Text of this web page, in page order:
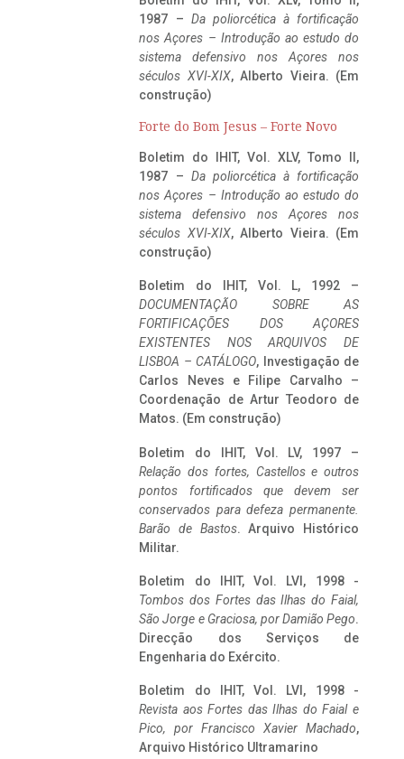
1987 – Da poliorcética à fortificação
nos Açores – Introdução ao estudo do
sistema defensivo nos Açores nos
séculos XVI-XIX, Alberto Vieira. (Em
construção)
Forte do Bom Jesus – Forte Novo
Boletim do IHIT, Vol. XLV, Tomo II,
1987 – Da poliorcética à fortificação
nos Açores – Introdução ao estudo do
sistema defensivo nos Açores nos
séculos XVI-XIX, Alberto Vieira. (Em
construção)
Boletim do IHIT, Vol. L, 1992 –
DOCUMENTAÇÃO SOBRE AS
FORTIFICAÇÕES DOS AÇORES
EXISTENTES NOS ARQUIVOS DE
LISBOA – CATÁLOGO, Investigação de
Carlos Neves e Filipe Carvalho –
Coordenação de Artur Teodoro de
Matos. (Em construção)
Boletim do IHIT, Vol. LV, 1997 –
Relação dos fortes, Castellos e outros
pontos fortificados que devem ser
conservados para defeza permanente.
Barão de Bastos. Arquivo Histórico
Militar.
Boletim do IHIT, Vol. LVI, 1998 -
Tombos dos Fortes das Ilhas do Faial,
São Jorge e Graciosa, por Damião Pego.
Direcção dos Serviços de
Engenharia do Exército.
Boletim do IHIT, Vol. LVI, 1998 -
Revista aos Fortes das Ilhas do Faial e
Pico, por Francisco Xavier Machado,
Arquivo Histórico Ultramarino